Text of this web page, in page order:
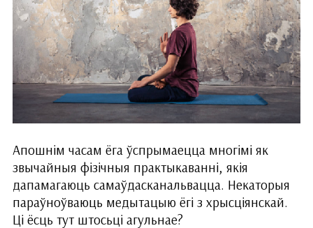
Апошнім часам ёга ўспрымаецца многімі як
звычайныя фізічныя практыкаванні, якія
дапамагаюць самаўдасканальвацца. Некаторыя
параўноўваюць медытацыю ёгі з хрысціянскай.
Ці ёсць тут штосьці агульнае?